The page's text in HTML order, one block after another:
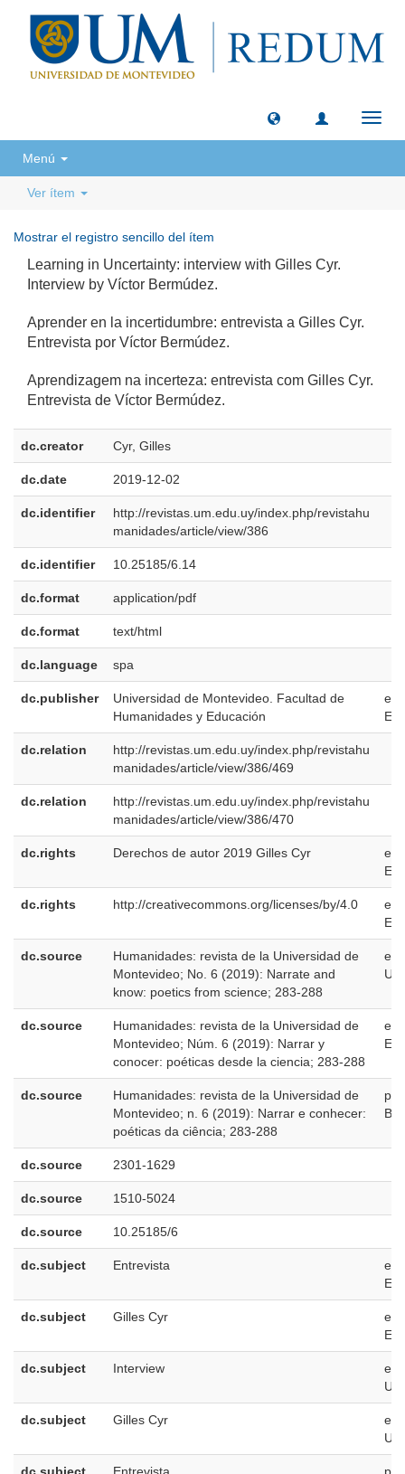
Menú
Ver ítem
Mostrar el registro sencillo del ítem
Learning in Uncertainty: interview with Gilles Cyr.
Interview by Víctor Bermúdez.
Aprender en la incertidumbre: entrevista a Gilles Cyr.
Entrevista por Víctor Bermúdez.
Aprendizagem na incerteza: entrevista com Gilles Cyr.
Entrevista de Víctor Bermúdez.
dc.creator Cyr, Gilles
dc.date 2019-12-02
dc.identifier
http://revistas.um.edu.uy/index.php/revistahu
manidades/article/view/386
dc.identifier 10.25185/6.14
dc.format application/pdf
dc.format text/html
dc.language spa
dc.publisher
Universidad de Montevideo. Facultad de
Humanidades y Educación
es-
ES
dc.relation
http://revistas.um.edu.uy/index.php/revistahu
manidades/article/view/386/469
dc.relation
http://revistas.um.edu.uy/index.php/revistahu
manidades/article/view/386/470
dc.rights Derechos de autor 2019 Gilles Cyr
es-
ES
dc.rights http://creativecommons.org/licenses/by/4.0
es-
ES
dc.source
Humanidades: revista de la Universidad de
Montevideo; No. 6 (2019): Narrate and
know: poetics from science; 283-288
en-
US
dc.source
Humanidades: revista de la Universidad de
Montevideo; Núm. 6 (2019): Narrar y
conocer: poéticas desde la ciencia; 283-288
es-
ES
dc.source
Humanidades: revista de la Universidad de
Montevideo; n. 6 (2019): Narrar e conhecer:
poéticas da ciência; 283-288
pt-
BR
dc.source 2301-1629
dc.source 1510-5024
dc.source 10.25185/6
dc.subject Entrevista
es-
ES
dc.subject Gilles Cyr
es-
ES
dc.subject Interview
en-
US
dc.subject Gilles Cyr
en-
US